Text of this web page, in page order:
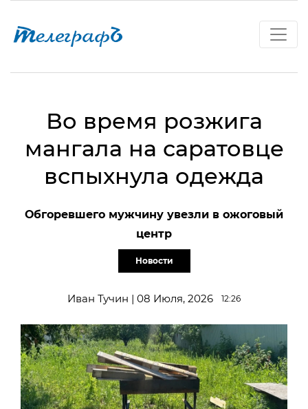
Во время розжига
мангала на саратовце
вспыхнула одежда
Обгоревшего мужчину увезли в ожоговый
центр
Новости
Иван Тучин | 08 Июля, 2026 12:26